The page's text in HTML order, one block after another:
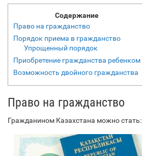
Содержание
Право на гражданство
Порядок приема в гражданство
Упрощенный порядок
Приобретение гражданства ребенком
Возможность двойного гражданства
Право на гражданство
Гражданином Казахстана можно стать: